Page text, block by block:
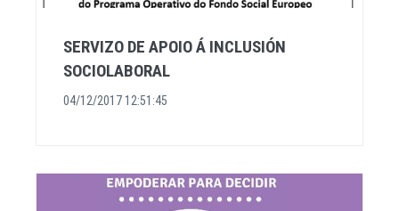
SERVIZO DE APOIO Á INCLUSIÓN
SOCIOLABORAL
04/12/2017 12:51:45